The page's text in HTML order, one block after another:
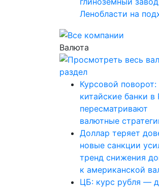
Ленобласти на
Валюта
Курсовой поворот:
китайские банки в
пересматривают
валютные
Доллар теряет
новые санкции
тренд снижения
к американской
ЦБ: курс рубля —